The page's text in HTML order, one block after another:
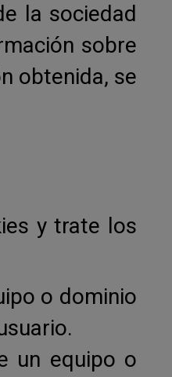
la sociedad
sobre
obtenida, se
y trate los
o dominio
un equipo o